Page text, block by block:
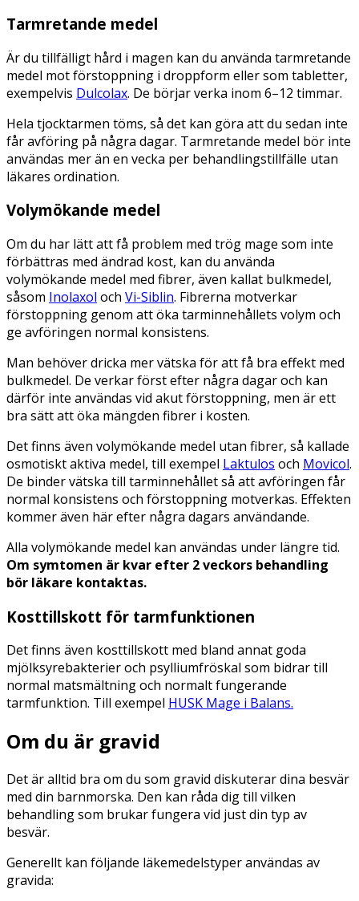
Tarmretande medel
Är du tillfälligt hård i magen kan du använda tarmretande
medel mot förstoppning i droppform eller som tabletter,
exempelvis Dulcolax. De börjar verka inom 6–12 timmar.
Hela tjocktarmen töms, så det kan göra att du sedan inte
får avföring på några dagar. Tarmretande medel bör inte
användas mer än en vecka per behandlingstillfälle utan
läkares ordination.
Volymökande medel
Om du har lätt att få problem med trög mage som inte
förbättras med ändrad kost, kan du använda
volymökande medel med fibrer, även kallat bulkmedel,
såsom Inolaxol och Vi-Siblin. Fibrerna motverkar
förstoppning genom att öka tarminnehållets volym och
ge avföringen normal konsistens.
Man behöver dricka mer vätska för att få bra effekt med
bulkmedel. De verkar först efter några dagar och kan
därför inte användas vid akut förstoppning, men är ett
bra sätt att öka mängden fibrer i kosten.
Det finns även volymökande medel utan fibrer, så kallade
osmotiskt aktiva medel, till exempel Laktulos och Movicol.
De binder vätska till tarminnehållet så att avföringen får
normal konsistens och förstoppning motverkas. Effekten
kommer även här efter några dagars användande.
Alla volymökande medel kan användas under längre tid.
Om symtomen är kvar efter 2 veckors behandling
bör läkare kontaktas.
Kosttillskott för tarmfunktionen
Det finns även kosttillskott med bland annat goda
mjölksyrebakterier och psylliumfröskal som bidrar till
normal matsmältning och normalt fungerande
tarmfunktion. Till exempel HUSK Mage i Balans.
Om du är gravid
Det är alltid bra om du som gravid diskuterar dina besvär
med din barnmorska. Den kan råda dig till vilken
behandling som brukar fungera vid just din typ av
besvär.
Generellt kan följande läkemedelstyper användas av
gravida: